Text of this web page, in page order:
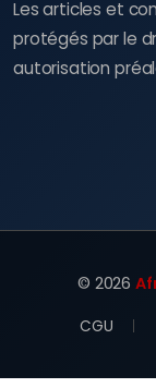
Les articles et
protégés par le
autorisation
© 2026
CGU